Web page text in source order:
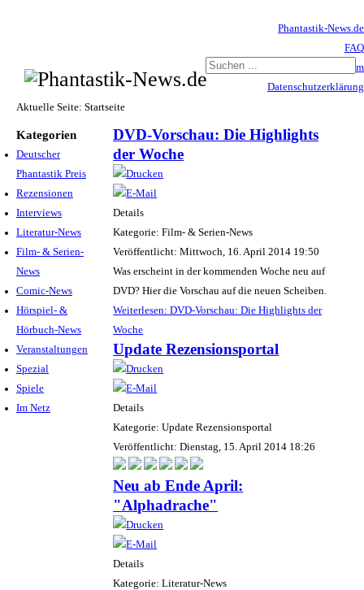
Phantastik-News.de
FAQ
Impressum
Datenschutzerklärung
Aktuelle Seite: Startseite
Kategorien
Deutscher
Phantastik Preis
Rezensionen
Interviews
Literatur-News
Film- & Serien-
News
Comic-News
Hörspiel- &
Hörbuch-News
Veranstaltungen
Spezial
Spiele
Im Netz
DVD-Vorschau: Die Highlights
der Woche
Details
Kategorie: Film- & Serien-News
Veröffentlicht: Mittwoch, 16. April 2014 19:50
Was erscheint in der kommenden Woche neu auf
DVD? Hier die Vorschau auf die neuen Scheiben.
Weiterlesen: DVD-Vorschau: Die Highlights der
Woche
Update Rezensionsportal
Details
Kategorie: Update Rezensionsportal
Veröffentlicht: Dienstag, 15. April 2014 18:26
Neu ab Ende April:
"Alphadrache"
Details
Kategorie: Literatur-News